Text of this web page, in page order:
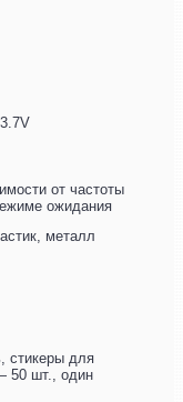
от частоты
ожидания
металл
стикеры для
50 шт., один